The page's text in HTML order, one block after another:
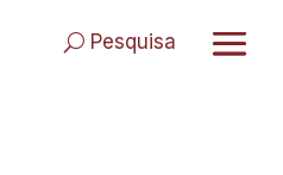
Pesquisa